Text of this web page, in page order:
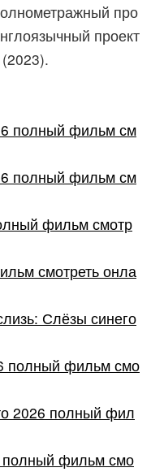
про
проект
полный фильм см
полный фильм см
фильм смотр
смотреть онла
Слёзы синего
полный фильм смо
2026 полный фил
полный фильм смо